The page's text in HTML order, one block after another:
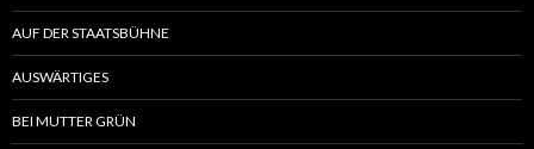
AUF DER STAATSBÜHNE
AUSWÄRTIGES
BEI MUTTER GRÜN